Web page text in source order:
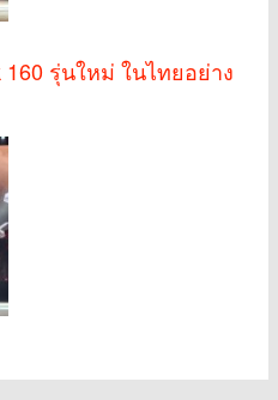
160 รุ่นใหม่ ในไทยอย่าง